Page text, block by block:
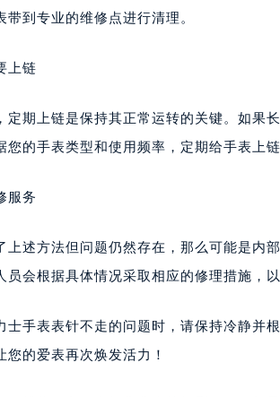
带到专业的维修点进行清理。
上链
定期上链是保持其正常运转的关键。如果
您的手表类型和使用频率，定期给手表上链
服务
上述方法但问题仍然存在，那么可能是内
员会根据具体情况采取相应的修理措施，
士手表表针不走的问题时，请保持冷静并
您的爱表再次焕发活力！